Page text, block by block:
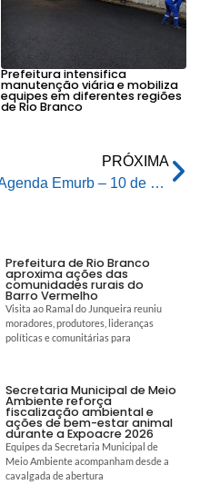
Prefeitura intensifica
manutenção viária e mobiliza
equipes em diferentes regiões
de Rio Branco
PRÓXIMA
Agenda Emurb – 10 de abril de 2024
Prefeitura de Rio Branco
aproxima ações das
comunidades rurais do
Barro Vermelho
Visita ao Ramal do Junqueira reuniu
moradores, produtores, lideranças
políticas e comunitárias para
Secretaria Municipal de Meio
Ambiente reforça
fiscalização ambiental e
ações de bem-estar animal
durante a Expoacre 2026
Equipes da Secretaria Municipal de
Meio Ambiente acompanham desde a
cavalgada de abertura